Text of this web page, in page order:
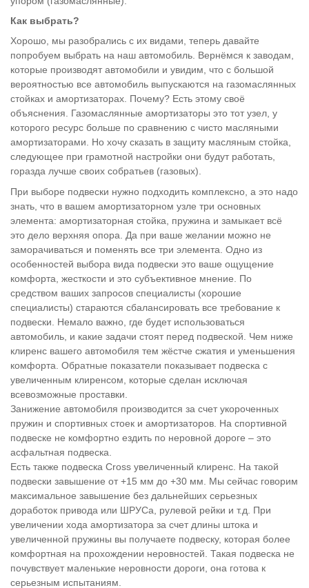
Как выбрать?
Хорошо, мы разобрались с их видами, теперь давайте
попробуем выбрать на наш автомобиль. Вернёмся к заводам,
которые производят автомобили и увидим, что с большой
вероятностью все автомобиль выпускаются на газомаслянных
стойках и амортизаторах. Почему? Есть этому своё
объяснения. Газомаслянные амортизаторы это тот узел, у
которого ресурс больше по сравнению с чисто масляными
амортизаторами. Но хочу сказать в защиту масляным стойка,
следующее при грамотной настройки они будут работать,
горазда лучше своих собратьев (газовых).
При выборе подвески нужно подходить комплексно, а это надо
знать, что в вашем амортизаторном узле три основных
элемента: амортизаторная стойка, пружина и замыкает всё
это дело верхняя опора. Да при ваше желании можно не
заморачиваться и поменять все три элемента. Одно из
особенностей выбора вида подвески это ваше ощущение
комфорта, жесткости и это субъективное мнение. По
средством ваших запросов специалисты (хорошие
специалисты) стараются сбалансировать все требование к
подвески. Немало важно, где будет использоваться
автомобиль, и какие задачи стоят перед подвеской. Чем ниже
клиренс вашего автомобиля тем жёстче сжатия и уменьшения
комфорта. Обратные показатели показывает подвеска с
увеличенным клиренсом, которые сделан исключая
всевозможные проставки.
Занижение автомобиля производится за счет укороченных
пружин и спортивных стоек и амортизаторов. На спортивной
подвеске не комфортно ездить по неровной дороге – это
асфальтная подвеска.
Есть также подвеска Cross увеличенный клиренс. На такой
подвески завышение от +15 мм до +30 мм. Мы сейчас говорим
максимальное завышение без дальнейших серьезных
доработок привода или ШРУСа, рулевой рейки и т.д. При
увеличении хода амортизатора за счет длины штока и
увеличенной пружины вы получаете подвеску, которая более
комфортная на прохождении неровностей. Такая подвеска не
почувствует маленькие неровности дороги, она готова к
серьезным испытаниям.